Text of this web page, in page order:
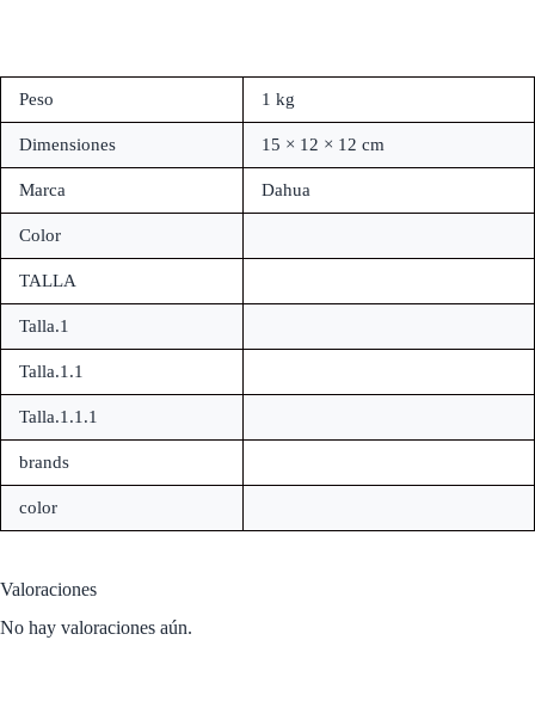
Peso 1 kg
Dimensiones 15 × 12 × 12 cm
Marca Dahua
Color
TALLA
Talla.1
Talla.1.1
Talla.1.1.1
brands
color
Valoraciones
No hay valoraciones aún.